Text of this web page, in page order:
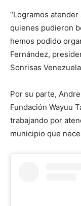
“Logramos
quienes pudieron
hemos podido
Fernández,
Sonrisas
Por su parte,
Fundación Wayuu
trabajando por
municipio que